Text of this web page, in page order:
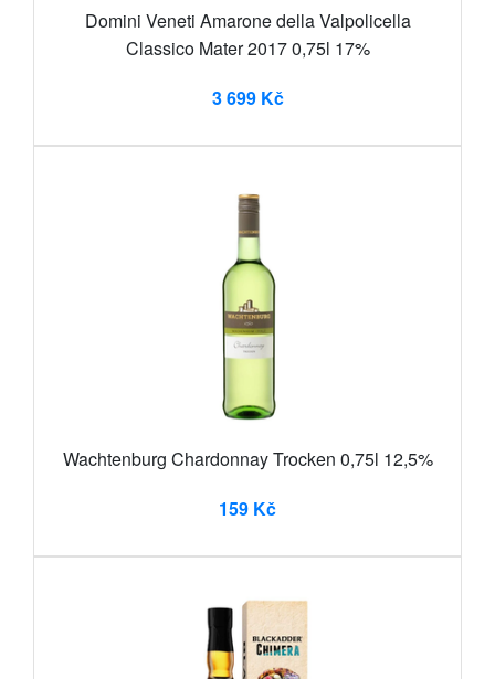
Domini Veneti Amarone della Valpolicella
Classico Mater 2017 0,75l 17%
3 699 Kč
Wachtenburg Chardonnay Trocken 0,75l 12,5%
159 Kč